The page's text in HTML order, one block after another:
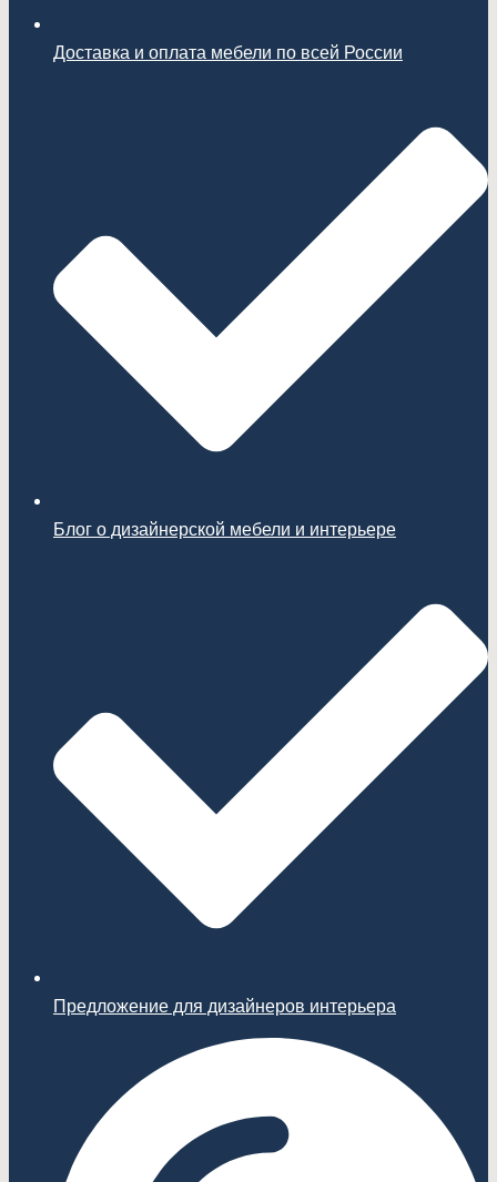
Доставка и оплата мебели по всей России
Блог о дизайнерской мебели и интерьере
Предложение для дизайнеров интерьера